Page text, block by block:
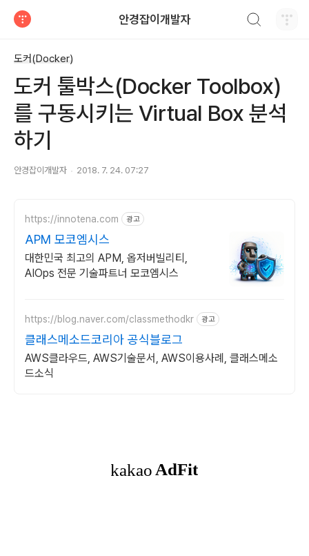
안경잡이개발자
도커(Docker)
도커 툴박스(Docker Toolbox)
를 구동시키는 Virtual Box 분석
하기
안경잡이개발자 2018. 7. 24. 07:27
https://innotena.com 광고
APM 모코엠시스
대한민국 최고의 APM, 옵저버빌리티,
AIOps 전문 기술파트너 모코엠시스
https://blog.naver.com/classmethodkr 광고
클래스메소드코리아 공식블로그
AWS클라우드, AWS기술문서, AWS이용사례, 클래스메소
드소식